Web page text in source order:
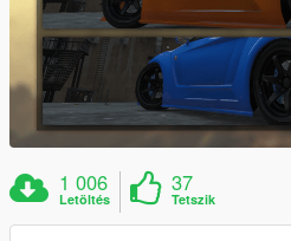
1 006
Letöltés
37
Tetszik